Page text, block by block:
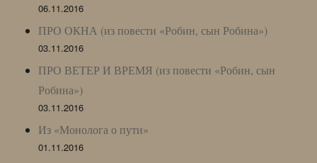
06.11.2016
ПРО ОКНА (из повести «Робин, сын Робина»)
03.11.2016
ПРО ВЕТЕР И ВРЕМЯ (из повести «Робин, сын
Робина»)
03.11.2016
Из «Монолога о пути»
01.11.2016